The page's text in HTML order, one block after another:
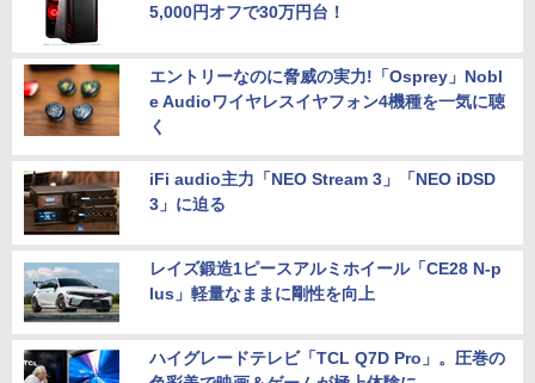
5,000円オフで30万円台！
エントリーなのに脅威の実力!「Osprey」Nobl
e Audioワイヤレスイヤフォン4機種を一気に聴
く
iFi audio主力「NEO Stream 3」「NEO iDSD
3」に迫る
レイズ鍛造1ピースアルミホイール「CE28 N-p
lus」軽量なままに剛性を向上
ハイグレードテレビ「TCL Q7D Pro」。圧巻の